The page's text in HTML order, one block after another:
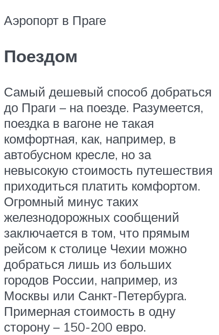
Аэропорт в Праге
Поездом
Самый дешевый способ добраться
до Праги – на поезде. Разумеется,
поездка в вагоне не такая
комфортная, как, например, в
автобусном кресле, но за
невысокую стоимость путешествия
приходиться платить комфортом.
Огромный минус таких
железнодорожных сообщений
заключается в том, что прямым
рейсом к столице Чехии можно
добраться лишь из больших
городов России, например, из
Москвы или Санкт-Петербурга.
Примерная стоимость в одну
сторону – 150-200 евро.